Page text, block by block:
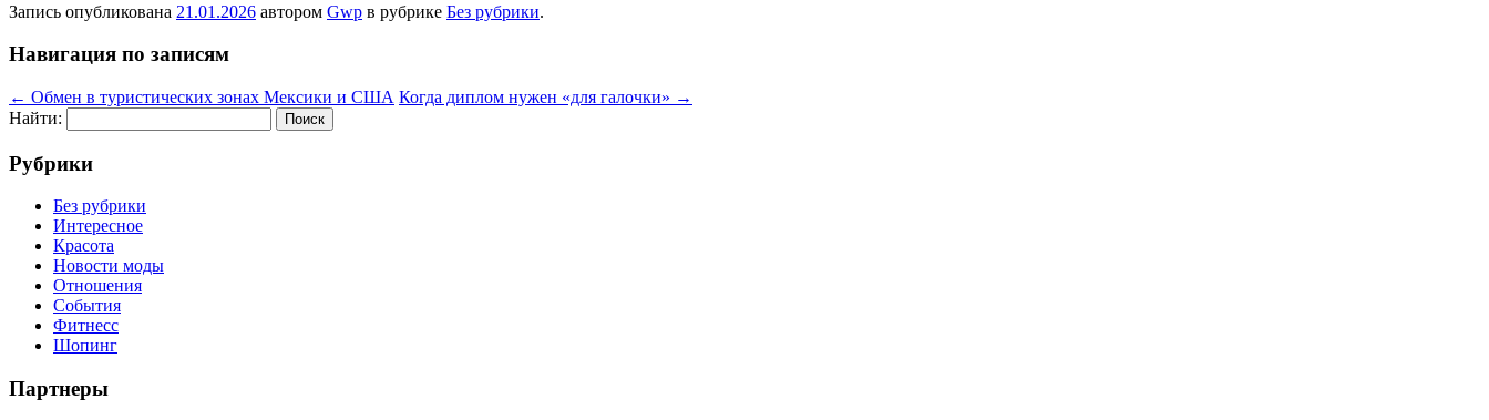
Запись опубликована 21.01.2026 автором Gwp в рубрике Без рубрики.
Навигация по записям
← Обмен в туристических зонах Мексики и США Когда диплом нужен «для галочки» →
Найти:
Рубрики
Без рубрики
Интересное
Красота
Новости моды
Отношения
События
Фитнесс
Шопинг
Партнеры